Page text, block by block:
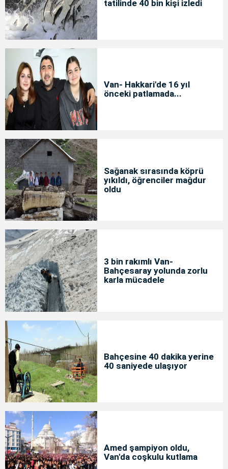
tatilinde 40 bin kişi izledi
Van- Hakkari'de 16 yıl
önceki patlamada...
Sağanak sırasında köprü
yıkıldı, öğrenciler mağdur
oldu
3 bin rakımlı Van-
Bahçesaray yolunda zorlu
karla mücadele
Bahçesine 40 dakika yerine
40 saniyede ulaşıyor
Amed şampiyon oldu,
Van'da coşkulu kutlama